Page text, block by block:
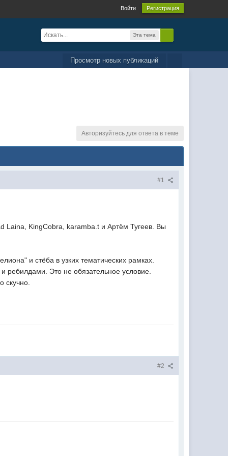
Войти Регистрация
Эта тема
Просмотр новых публикаций
Авторизуйтесь для ответа в теме
#1
Laina, KingCobra, karamba.t и Артём Тугеев. Вы
и стёба в узких тематических рамках.
Это не обязательное условие.
скучно.
#2